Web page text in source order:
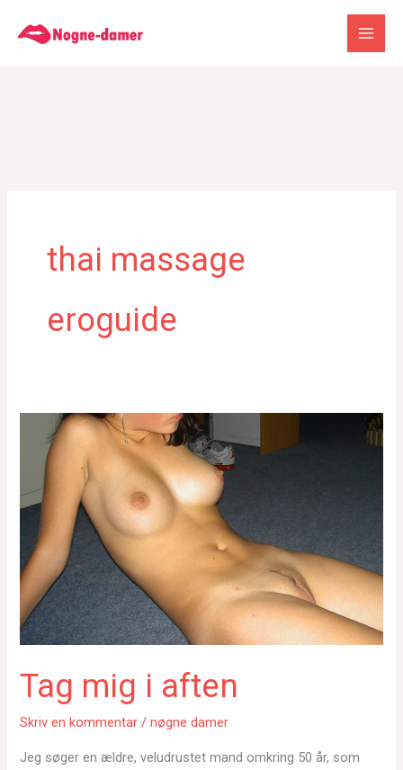
thai massage
eroguide
Tag mig i aften
Skriv en kommentar /nøgne damer
Jeg søger en ældre, veludrustet mand omkring 50 år, som